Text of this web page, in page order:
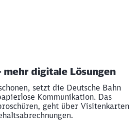
digitale Lösungen
setzt die Deutsche Bahn
Kommunikation. Das
geht über Visitenkarten